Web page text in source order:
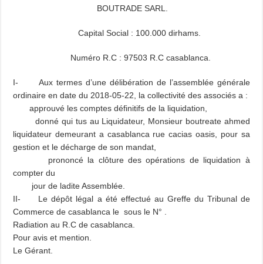
BOUTRADESARL.
Capital Social : 100.000 dirhams.
Numéro R.C : 97503 R.C casablanca.
I- Aux termes d’une délibération de l’assemblée générale
ordinaire en date du 2018-05-22, la collectivité des associés a :
approuvé les comptes définitifs de la liquidation,
donné qui tus au Liquidateur, Monsieur boutreate ahmed
liquidateur demeurant a casablanca rue cacias oasis, pour sa
gestion et le décharge de son mandat,
prononcé la clôture des opérations de liquidation à
compter du
jour de ladite Assemblée.
II- Le dépôt légal a été effectué au Greffe du Tribunal de
Commerce de casablanca le sous le N° .
Radiation au R.C de casablanca.
Pour avis et mention.
Le Gérant.